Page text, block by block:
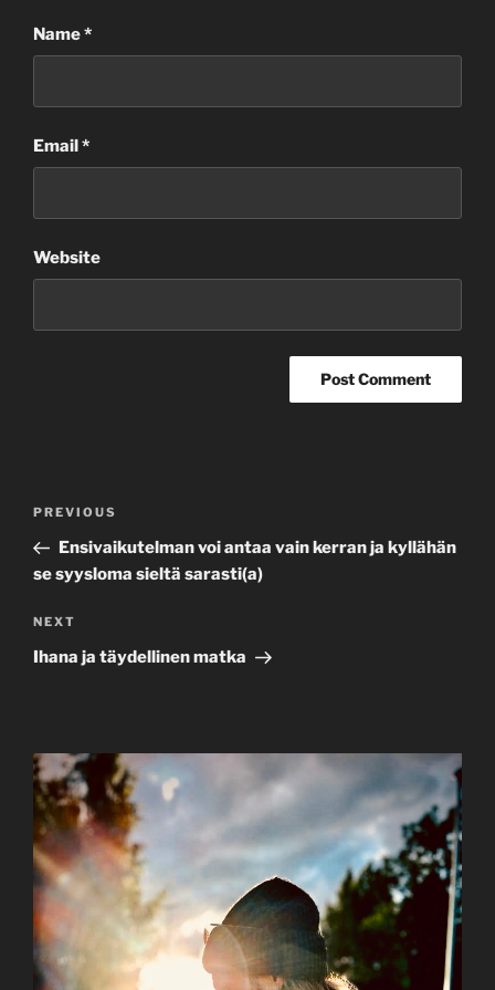
Name*
Email*
Website
Previous
Post
PREVIOUS
Ensivaikutelman voi antaa vain kerran ja kyllähän
se syysloma sieltä sarasti(a)
Next
Post
NEXT
Ihana ja täydellinen matka